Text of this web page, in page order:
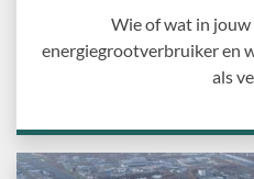
Wie of wat in
energiegrootverbruiker en
als